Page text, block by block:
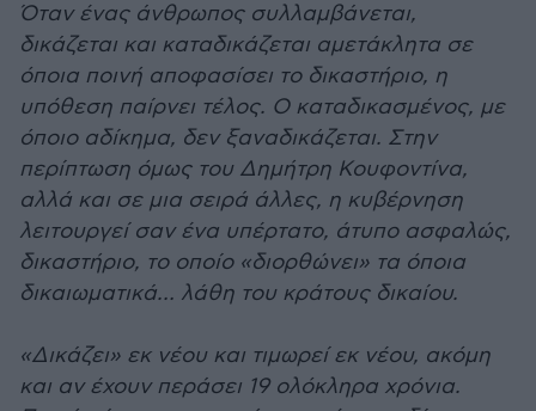
Όταν ένας άνθρωπος συλλαμβάνεται,
δικάζεται και καταδικάζεται αμετάκλητα σε
όποια ποινή αποφασίσει το δικαστήριο, η
υπόθεση παίρνει τέλος. Ο καταδικασμένος, με
όποιο αδίκημα, δεν ξαναδικάζεται. Στην
περίπτωση όμως του Δημήτρη Κουφοντίνα,
αλλά και σε μια σειρά άλλες, η κυβέρνηση
λειτουργεί σαν ένα υπέρτατο, άτυπο ασφαλώς,
δικαστήριο, το οποίο «διορθώνει» τα όποια
δικαιωματικά… λάθη του κράτους δικαίου.
«Δικάζει» εκ νέου και τιμωρεί εκ νέου, ακόμη
και αν έχουν περάσει 19 ολόκληρα χρόνια.